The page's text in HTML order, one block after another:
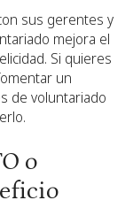
sus gerentes y
mejora el
Si quieres
un
de voluntariado
o